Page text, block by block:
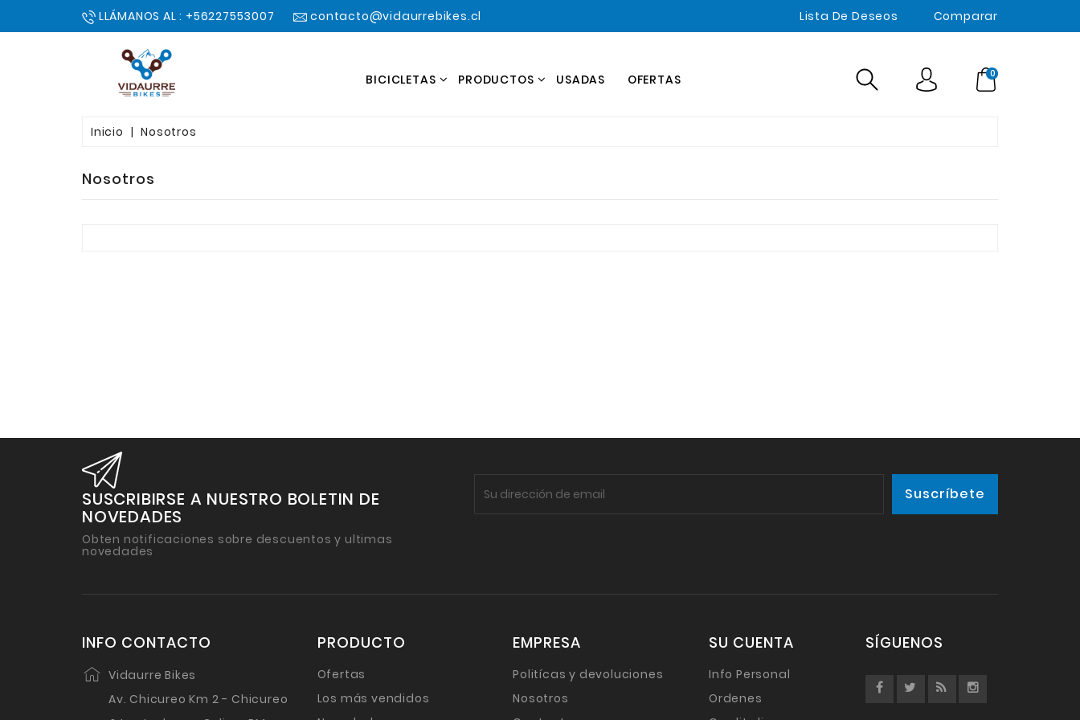
LLÁMANOS AL : +56227553007 contacto@vidaurrebikes.cl Lista De Deseos Comparar
BICICLETAS PRODUCTOS USADAS OFERTAS 0
Inicio Nosotros
Nosotros
SUSCRIBIRSE A NUESTRO BOLETIN DE
NOVEDADES
Obten notificaciones sobre descuentos y ultimas
novedades
INFO CONTACTO
Vidaurre Bikes
Av. Chicureo Km 2 - Chicureo
PRODUCTO
Ofertas
Los más vendidos
EMPRESA
Politícas y devoluciones
Nosotros
SU CUENTA
Info Personal
Ordenes
SÍGUENOS